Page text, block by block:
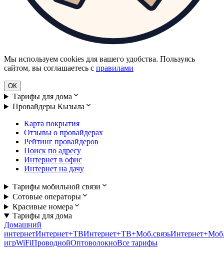
Мы используем cookies для вашего удобства. Пользуясь
сайтом, вы соглашаетесь с правилами
ОК
Тарифы для дома
Провайдеры Кызыла
Карта покрытия
Отзывы о провайдерах
Рейтинг провайдеров
Поиск по адресу
Интернет в офис
Интернет на дачу
Тарифы мобильной связи
Сотовые операторы
Красивые номера
Тарифы для дома
Домашний
интернетИнтернет+ТВИнтернет+ТВ+Моб.связь
игрWiFiПроводнойОптоволокноВсе тарифы